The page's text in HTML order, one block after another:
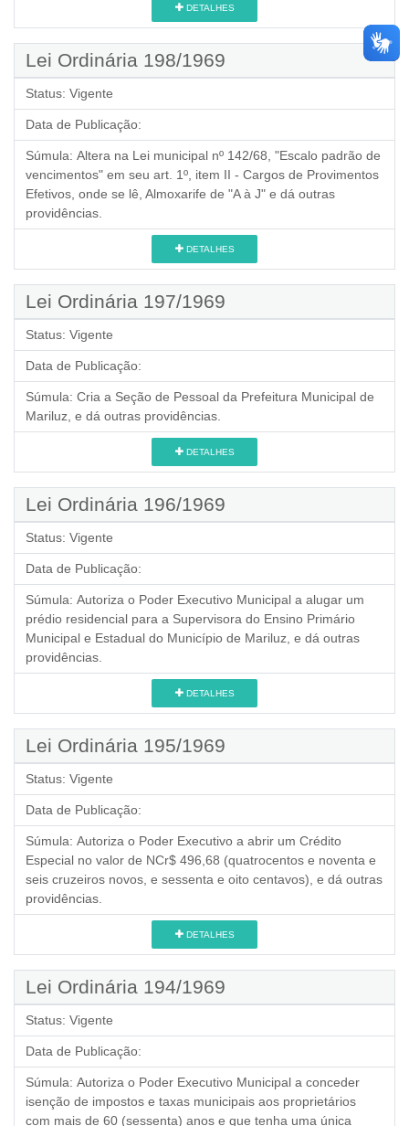
DETALHES
Lei Ordinária 198/1969
Status: Vigente
Data de Publicação:
Súmula: Altera na Lei municipal nº 142/68, "Escalo padrão de
vencimentos" em seu art. 1º, item II - Cargos de Provimentos
Efetivos, onde se lê, Almoxarife de "A à J" e dá outras
providências.
DETALHES
Lei Ordinária 197/1969
Status: Vigente
Data de Publicação:
Súmula: Cria a Seção de Pessoal da Prefeitura Municipal de
Mariluz, e dá outras providências.
DETALHES
Lei Ordinária 196/1969
Status: Vigente
Data de Publicação:
Súmula: Autoriza o Poder Executivo Municipal a alugar um
prédio residencial para a Supervisora do Ensino Primário
Municipal e Estadual do Município de Mariluz, e dá outras
providências.
DETALHES
Lei Ordinária 195/1969
Status: Vigente
Data de Publicação:
Súmula: Autoriza o Poder Executivo a abrir um Crédito
Especial no valor de NCr$ 496,68 (quatrocentos e noventa e
seis cruzeiros novos, e sessenta e oito centavos), e dá outras
providências.
DETALHES
Lei Ordinária 194/1969
Status: Vigente
Data de Publicação:
Súmula: Autoriza o Poder Executivo Municipal a conceder
isenção de impostos e taxas municipais aos proprietários
com mais de 60 (sessenta) anos e que tenha uma única